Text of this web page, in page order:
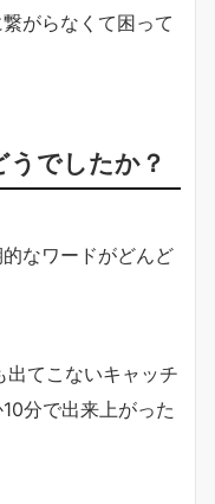
がらなくて困って
でしたか？
なワードがどんど
てこないキャッチ
分で出来上がった